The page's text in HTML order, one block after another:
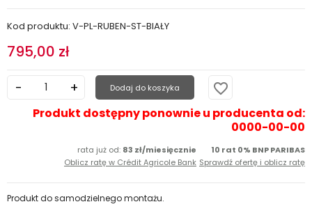
Kod produktu: V-PL-RUBEN-ST-BIAŁY
795,00 zł
Dodaj do koszyka favorite_border
Produkt dostępny ponownie u producenta od:
0000-00-00
rata już od: 83 zł/miesięcznie
Oblicz ratę w Crédit Agricole Bank
10 rat 0% BNP PARIBAS
Sprawdź ofertę i oblicz ratę
Produkt do samodzielnego montażu.